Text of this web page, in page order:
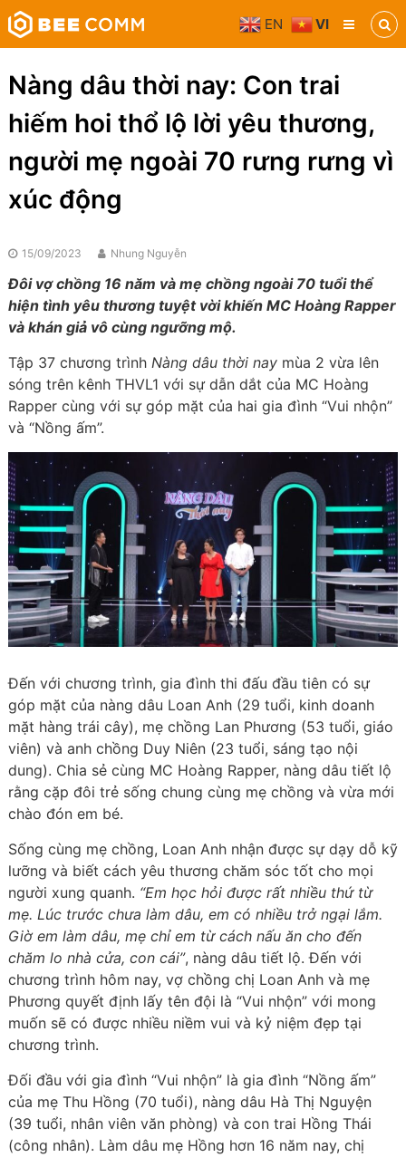
Skip
to
content
Bee
Comm
Truyền
thông
phương
tiện
Nàng dâu thời nay: Con trai
hiếm hoi thổ lộ lời yêu thương,
người mẹ ngoài 70 rưng rưng vì
xúc động
15/09/2023 Nhung Nguyễn
Đôi vợ chồng 16 năm và mẹ chồng ngoài 70 tuổi thể
hiện tình yêu thương tuyệt vời khiến MC Hoàng Rapper
và khán giả vô cùng ngưỡng mộ.
Tập 37 chương trình Nàng dâu thời naymùa 2 vừa lên
sóng trên kênh THVL1 với sự dẫn dắt của MC Hoàng
Rapper cùng với sự góp mặt của hai gia đình “Vui nhộn”
và “Nồng ấm”.
Đến với chương trình, gia đình thi đấu đầu tiên có sự
góp mặt của nàng dâu Loan Anh (29 tuổi, kinh doanh
mặt hàng trái cây), mẹ chồng Lan Phương (53 tuổi, giáo
viên) và anh chồng Duy Niên (23 tuổi, sáng tạo nội
dung). Chia sẻ cùng MC Hoàng Rapper, nàng dâu tiết lộ
rằng cặp đôi trẻ sống chung cùng mẹ chồng và vừa mới
chào đón em bé.
Sống cùng mẹ chồng, Loan Anh nhận được sự dạy dỗ kỹ
lưỡng và biết cách yêu thương chăm sóc tốt cho mọi
người xung quanh. “Em học hỏi được rất nhiều thứ từ
mẹ. Lúc trước chưa làm dâu, em có nhiều trở ngại lắm.
Giờ em làm dâu, mẹ chỉ em từ cách nấu ăn cho đến
chăm lo nhà cửa, con cái”, nàng dâu tiết lộ. Đến với
chương trình hôm nay, vợ chồng chị Loan Anh và mẹ
Phương quyết định lấy tên đội là “Vui nhộn” với mong
muốn sẽ có được nhiều niềm vui và kỷ niệm đẹp tại
chương trình.
Đối đầu với gia đình “Vui nhộn” là gia đình “Nồng ấm”
của mẹ Thu Hồng (70 tuổi), nàng dâu Hà Thị Nguyện
(39 tuổi, nhân viên văn phòng) và con trai Hồng Thái
(công nhân). Làm dâu mẹ Hồng hơn 16 năm nay, chị
EN VI